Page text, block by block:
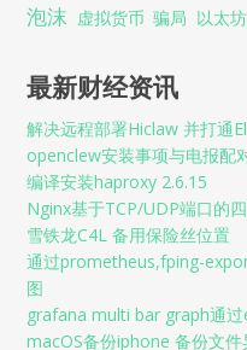
泡沫 虚拟货币 骗局 以太坊
最新财经资讯
解决远程部署Hiclaw 并打通
openclew安装事项与电报配
编译安装haproxy 2.6.15
Nginx基于TCP/UDP端口的
雪铁龙C4L 备用保险丝位置
通过prometheus,fping-
图
grafana multi bar graph通
macOS备份iphone 备份文